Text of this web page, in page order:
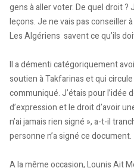
gens à aller voter. De quel droit ?
leçons. Je ne vais pas conseiller
Les Algériens savent ce qu’ils
Il a démenti catégoriquement
soutien à Takfarinas et qui
communiqué. J’étais pour l’idée
d’expression et le droit d’avoir
n’ai jamais rien signé », a-t-il
personne n’a signé ce document.
A la même occasion, Lounis Ait